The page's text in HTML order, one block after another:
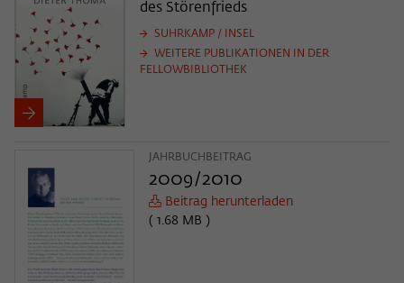
des Störenfrieds
SUHRKAMP / INSEL
WEITERE PUBLIKATIONEN IN DER
FELLOWBIBLIOTHEK
JAHRBUCHBEITRAG
2009/2010
Beitrag herunterladen
( 1.68 MB )